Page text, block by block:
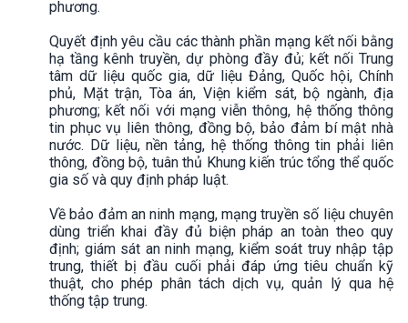
phương.
Quyết định yêu cầu các thành phần mạng kết nối bằng
hạ tầng kênh truyền, dự phòng đầy đủ; kết nối Trung
tâm dữ liệu quốc gia, dữ liệu Đảng, Quốc hội, Chính
phủ, Mặt trận, Tòa án, Viện kiểm sát, bộ ngành, địa
phương; kết nối với mạng viễn thông, hệ thống thông
tin phục vụ liên thông, đồng bộ, bảo đảm bí mật nhà
nước. Dữ liệu, nền tảng, hệ thống thông tin phải liên
thông, đồng bộ, tuân thủ Khung kiến trúc tổng thể quốc
gia số và quy định pháp luật.
Về bảo đảm an ninh mạng, mạng truyền số liệu chuyên
dùng triển khai đầy đủ biện pháp an toàn theo quy
định; giám sát an ninh mạng, kiểm soát truy nhập tập
trung, thiết bị đầu cuối phải đáp ứng tiêu chuẩn kỹ
thuật, cho phép phân tách dịch vụ, quản lý qua hệ
thống tập trung.